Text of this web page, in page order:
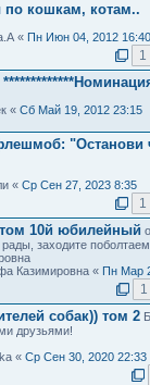
по кошкам, котам..
« Пн Июн 04, 2012 16:40
1
« Сб Май 19, 2012 23:15
"Останови
« Ср Сен 27, 2023 8:35
1
10й юбилейный
заходите поболтаем
Казимировна « Пн Мар
1
собак)) том 2
друзьями!
« Ср Сен 30, 2020 22:33